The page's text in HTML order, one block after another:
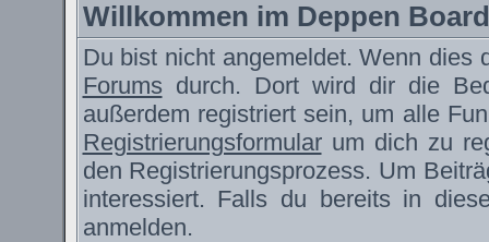
Willkommen im Deppen Board
Du bist nicht angemeldet. Wenn
Forums durch. Dort wird dir die
außerdem registriert sein, um alle
Registrierungsformularum dich zu
den Registrierungsprozess. Um
interessiert. Falls du bereits in
anmelden.